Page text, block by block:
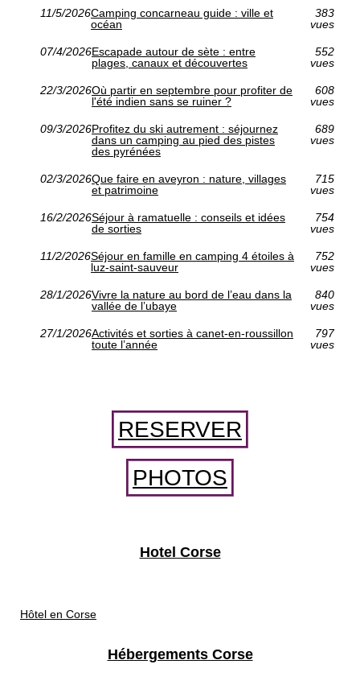
11/5/2026Camping concarneau guide : ville et
océan
383
vues
07/4/2026Escapade autour de sète : entre
plages, canaux et découvertes
552
vues
22/3/2026Où partir en septembre pour profiter de
l'été indien sans se ruiner ?
608
vues
09/3/2026Profitez du ski autrement : séjournez
dans un camping au pied des pistes
des pyrénées
689
vues
02/3/2026Que faire en aveyron : nature, villages
et patrimoine
715
vues
16/2/2026Séjour à ramatuelle : conseils et idées
de sorties
754
vues
11/2/2026Séjour en famille en camping 4 étoiles à
luz-saint-sauveur
752
vues
28/1/2026Vivre la nature au bord de l’eau dans la
vallée de l’ubaye
840
vues
27/1/2026Activités et sorties à canet-en-roussillon
toute l’année
797
vues
RESERVER
PHOTOS
Hotel Corse
Hôtel en Corse
Hébergements Corse